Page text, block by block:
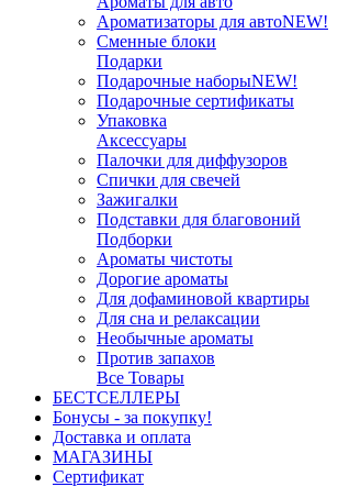
Ароматизаторы для автоNEW!
Сменные блоки
Подарки
Подарочные наборыNEW!
Подарочные сертификаты
Упаковка
Аксессуары
Палочки для диффузоров
Спички для свечей
Зажигалки
Подставки для благовоний
Подборки
Ароматы чистоты
Дорогие ароматы
Для дофаминовой квартиры
Для сна и релаксации
Необычные ароматы
Против запахов
Все Товары
БЕСТСЕЛЛЕРЫ
Бонусы - за покупку!
Доставка и оплата
МАГАЗИНЫ
Cертификат